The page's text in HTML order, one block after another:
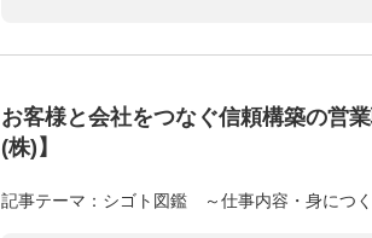
お客様と会社をつなぐ信頼構築の営
(株)】
記事テーマ：シゴト図鑑 ～仕事内容・身につ